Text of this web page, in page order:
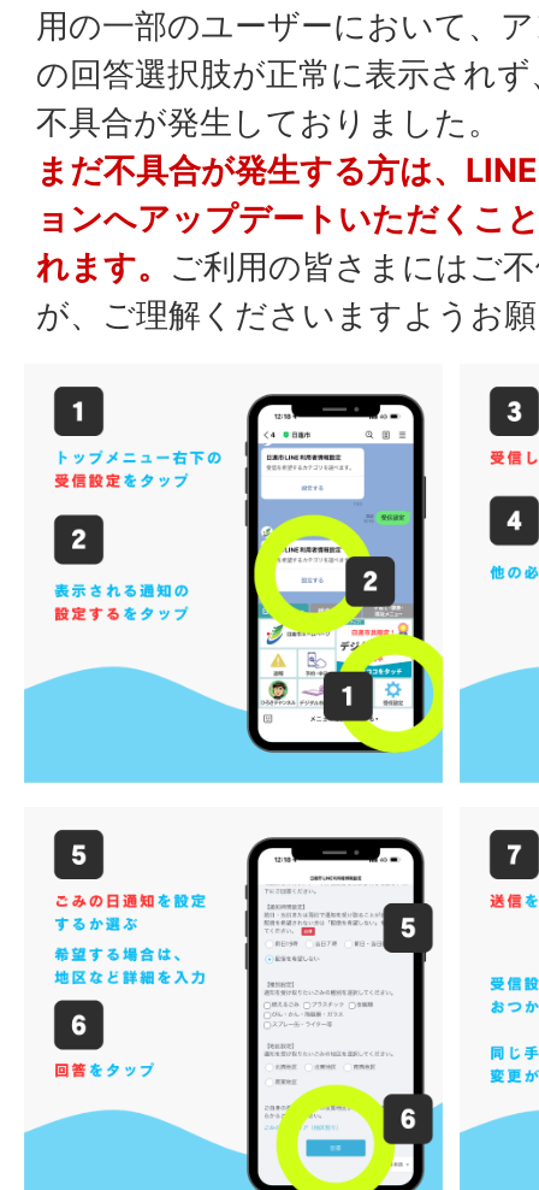
用の一部のユーザーにおいて、
の回答選択肢が正常に表示され
不具合が発生しておりました。
まだ不具合が発生する方は、
ョンへアップデートいただくこ
れます。 ご利用の皆さまにはご
が、ご理解くださいますようお